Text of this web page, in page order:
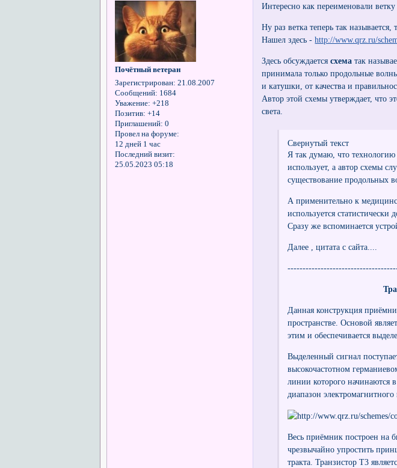
Почётный ветеран
Зарегистрирован: 21.08.2007
Сообщений: 1684
Уважение: +218
Позитив: +14
Приглашений: 0
Провел на форуме:
12 дней 1 час
Последний визит:
25.05.2023 05:18
Интересно как переименовали
Ну раз ветка теперь так называется,
Нашел здесь -http://www.qrz.ru/
Здесь обсуждаетсясхема так
принимала только продольные
и катушки, от качества и
Автор этой схемы утверждает, что
света.
Свернутый текст
Я так думаю, что
использует, а автор схемы
существование продольных
А применительно к
используется
Сразу же вспоминается
Далее , цитата с сайта....
Данная конструкция
пространстве. Основой
этим и обеспечивается
Выделенный сигнал
высокочастотном
линии которого начинаются
диапазон электромагнитного
Весь приёмник построен на
чрезвычайно упростить
тракта. Транзистор Т3